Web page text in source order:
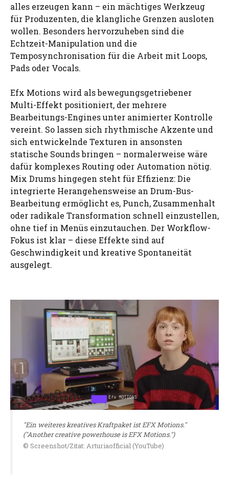
alles erzeugen kann – ein mächtiges Werkzeug
für Produzenten, die klangliche Grenzen ausloten
wollen. Besonders hervorzuheben sind die
Echtzeit-Manipulation und die
Temposynchronisation für die Arbeit mit Loops,
Pads oder Vocals.
Efx Motions wird als bewegungsgetriebener
Multi-Effekt positioniert, der mehrere
Bearbeitungs-Engines unter animierter Kontrolle
vereint. So lassen sich rhythmische Akzente und
sich entwickelnde Texturen in ansonsten
statische Sounds bringen – normalerweise wäre
dafür komplexes Routing oder Automation nötig.
Mix Drums hingegen steht für Effizienz: Die
integrierte Herangehensweise an Drum-Bus-
Bearbeitung ermöglicht es, Punch, Zusammenhalt
oder radikale Transformation schnell einzustellen,
ohne tief in Menüs einzutauchen. Der Workflow-
Fokus ist klar – diese Effekte sind auf
Geschwindigkeit und kreative Spontaneität
ausgelegt.
"Ein weiteres kreatives Kraftpaket ist EFX Motions."
("Another creative powerhouse is EFX Motions.")
© Screenshot/Zitat: Arturiaofficial (YouTube)